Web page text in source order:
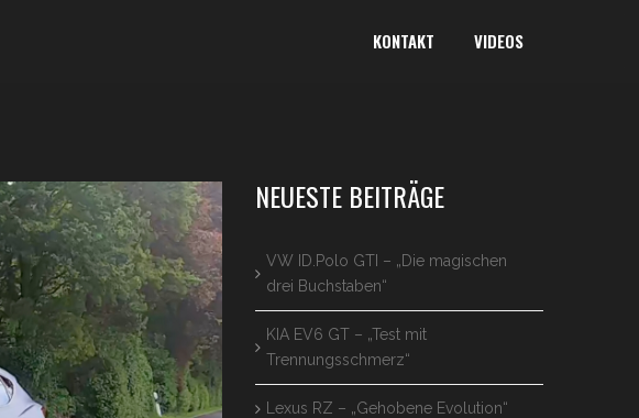
KONTAKT VIDEOS
NEUESTE BEITRÄGE
VW ID.Polo GTI – „Die magischen
drei Buchstaben“
KIA EV6 GT – „Test mit
Trennungsschmerz“
Lexus RZ – „Gehobene Evolution“